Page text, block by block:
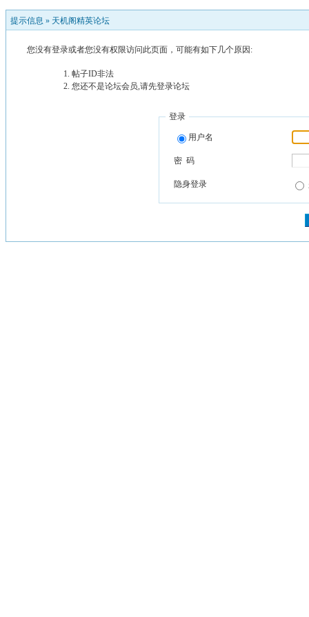
提示信息 » 天机阁精英论坛
您没有登录或者您没有权限访问此页面，可能有如下几个原因:
帖子ID非法
您还不是论坛会员,请先登录论坛
登录
用户名
密 码
隐身登录